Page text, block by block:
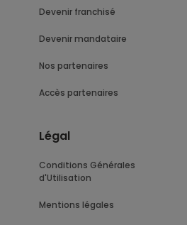
Devenir franchisé
Devenir mandataire
Nos partenaires
Accès partenaires
Légal
Conditions Générales
d'Utilisation
Mentions légales